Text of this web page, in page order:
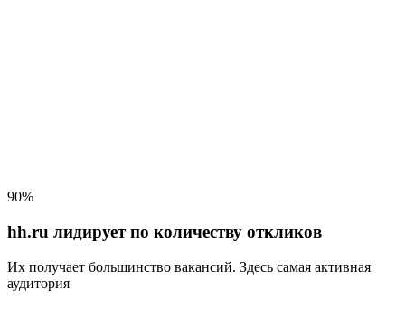
90%
hh.ru лидирует по количеству откликов
Их получает большинство вакансий. Здесь самая активная
аудитория